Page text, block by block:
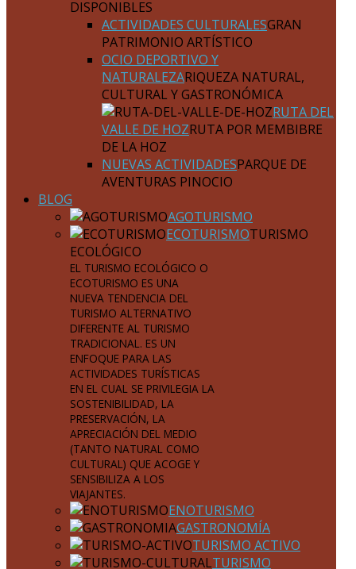
DISPONIBLES
ACTIVIDADES CULTURALESGRAN
PATRIMONIO ARTÍSTICO
OCIO DEPORTIVO Y
NATURALEZARIQUEZA NATURAL,
CULTURAL Y GASTRONÓMICA
RUTA DEL
VALLE DE HOZRUTA POR MEMBIBRE
DE LA HOZ
NUEVAS ACTIVIDADESPARQUE DE
AVENTURAS PINOCIO
BLOG
AGOTURISMO
ECOTURISMOTURISMO
ECOLÓGICO
EL TURISMO ECOLÓGICO O
ECOTURISMO ES UNA
NUEVA TENDENCIA DEL
TURISMO ALTERNATIVO
DIFERENTE AL TURISMO
TRADICIONAL. ES UN
ENFOQUE PARA LAS
ACTIVIDADES TURÍSTICAS
EN EL CUAL SE PRIVILEGIA LA
SOSTENIBILIDAD, LA
PRESERVACIÓN, LA
APRECIACIÓN DEL MEDIO
(TANTO NATURAL COMO
CULTURAL) QUE ACOGE Y
SENSIBILIZA A LOS
VIAJANTES.
ENOTURISMO
GASTRONOMÍA
TURISMO ACTIVO
TURISMO